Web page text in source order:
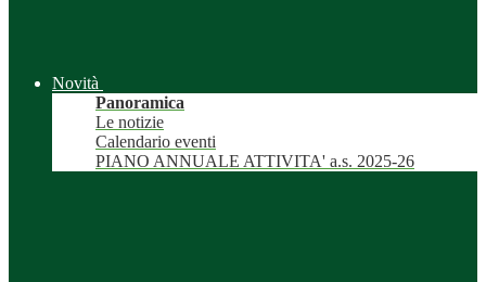
Novità
Panoramica
Le notizie
Calendario eventi
PIANO ANNUALE ATTIVITA' a.s. 2025-26